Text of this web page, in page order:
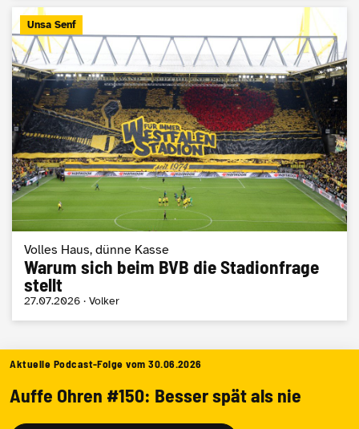
Unsa Senf
Volles Haus, dünne Kasse
Warum sich beim BVB die Stadionfrage
stellt
27.07.2026 · Volker
Aktuelle Podcast-Folge vom30.06.2026
Auffe Ohren #150: Besser spät als nie